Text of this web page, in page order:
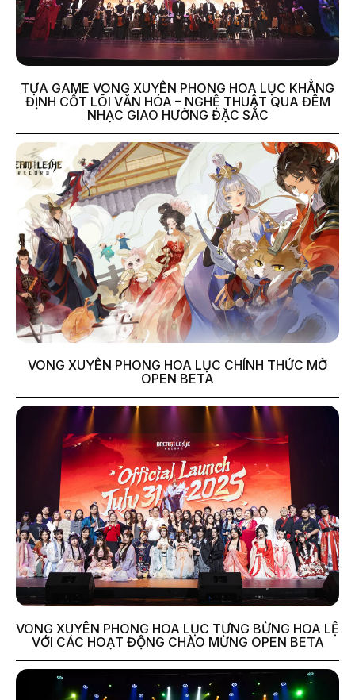
TỰA GAME VONG XUYÊN PHONG HOA LỤC KHẲNG
ĐỊNH CỐT LÕI VĂN HÓA – NGHỆ THUẬT QUA ĐÊM
NHẠC GIAO HƯỞNG ĐẶC SẮC
VONG XUYÊN PHONG HOA LỤC CHÍNH THỨC MỞ
OPEN BETA
VONG XUYÊN PHONG HOA LỤC TƯNG BỪNG HOA LỆ
VỚI CÁC HOẠT ĐỘNG CHÀO MỪNG OPEN BETA